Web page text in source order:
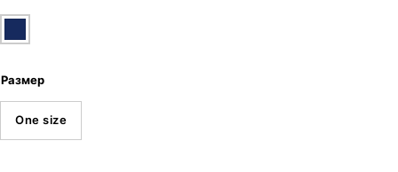
Размер
One size